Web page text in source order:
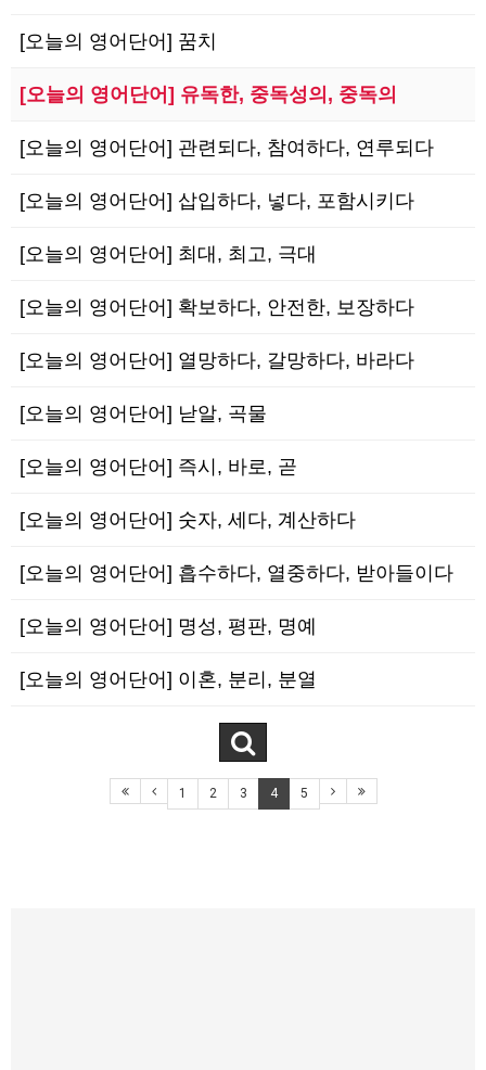
[오늘의 영어단어] 꿈치
[오늘의 영어단어] 유독한, 중독성의, 중독의
[오늘의 영어단어] 관련되다, 참여하다, 연루되다
[오늘의 영어단어] 삽입하다, 넣다, 포함시키다
[오늘의 영어단어] 최대, 최고, 극대
[오늘의 영어단어] 확보하다, 안전한, 보장하다
[오늘의 영어단어] 열망하다, 갈망하다, 바라다
[오늘의 영어단어] 낟알, 곡물
[오늘의 영어단어] 즉시, 바로, 곧
[오늘의 영어단어] 숫자, 세다, 계산하다
[오늘의 영어단어] 흡수하다, 열중하다, 받아들이다
[오늘의 영어단어] 명성, 평판, 명예
[오늘의 영어단어] 이혼, 분리, 분열
1 2 3 4 5